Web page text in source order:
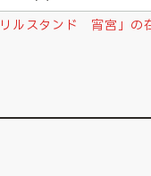
ルスタンド 宵宮」の